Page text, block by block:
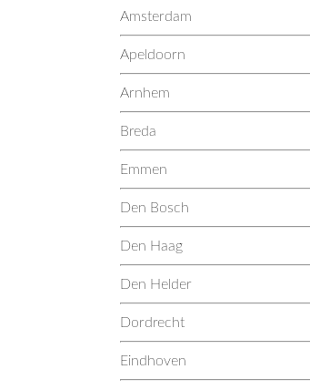
Amsterdam
Apeldoorn
Arnhem
Breda
Emmen
Den Bosch
Den Haag
Den Helder
Dordrecht
Eindhoven